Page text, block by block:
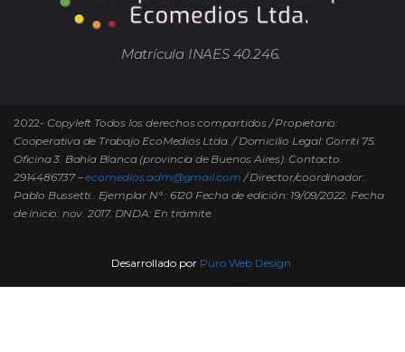
Matrícula INAES 40.246.
2022- Copyleft Todos los derechos compartidos / Propietario:
Cooperativa de Trabajo EcoMedios Ltda. / Domicilio Legal: Gorriti 75.
Oficina 3. Bahía Blanca (provincia de Buenos Aires). Contacto.
2914486737 –ecomedios.adm@gmail.com / Director/coordinador:
Pablo Bussetti.. Ejemplar N° : 6120 Fecha de edición: 19/09/2022. Fecha
de inicio: nov. 2017. DNDA: En trámite
Desarrollado por Puro Web Design.